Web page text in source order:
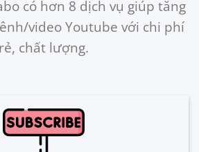
có hơn 8 dịch vụ giúp tăng
video Youtube với chi phí
rẻ, chất lượng.